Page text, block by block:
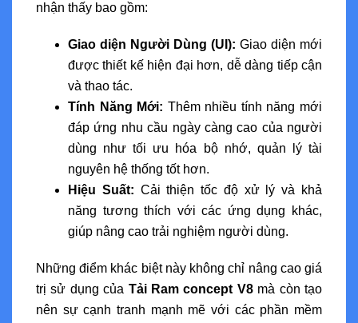
nhận thấy bao gồm:
Giao diện Người Dùng (UI): Giao diện mới
được thiết kế hiện đại hơn, dễ dàng tiếp cận
và thao tác.
Tính Năng Mới: Thêm nhiều tính năng mới
đáp ứng nhu cầu ngày càng cao của người
dùng như tối ưu hóa bộ nhớ, quản lý tài
nguyên hệ thống tốt hơn.
Hiệu Suất: Cải thiện tốc độ xử lý và khả
năng tương thích với các ứng dụng khác,
giúp nâng cao trải nghiệm người dùng.
Những điểm khác biệt này không chỉ nâng cao giá
trị sử dụng của Tải Ram concept V8 mà còn tạo
nên sự cạnh tranh mạnh mẽ với các phần mềm